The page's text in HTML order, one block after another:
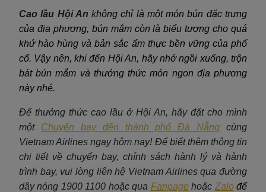
Cao lầu Hội An không chỉ là một món bún đặc trưng
của địa phương, bún mắm còn là biểu tượng cho quá
khứ hào hùng và bản sắc ẩm thực bền vững của phố
cổ. Vậy nên, khi đến Hội An, hãy nhớ ngồi xuống, trộn
bát bún mắm và thưởng thức món ngon địa phương
này nhé.
Để thưởng thức cao lầu ở Hội An, hãy đặt cho mình
một Chuyến bay đến thành phố Đà Nẵng cùng
Vietnam Airlines ngay hôm nay! Để biết thêm thông tin
chi tiết về chuyến bay, chính sách hành lý và hành
trình bay, vui lòng liên hệ Vietnam Airlines qua đường
dây nóng 1900 1100 hoặc qua Fanpagehoặc Zalo để